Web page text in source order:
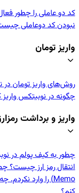
کد دو عاملی را چطور
نبودن کد دوعاملی
واریز تومان
روش‌های واریز تومان در
چگونه در نوبیتکس
واریز و برداشت
چطور به کیف پولم در
انتقال رمز ارز چیست؟
Memo) را وارد نکردم. چه‌کار کنم؟